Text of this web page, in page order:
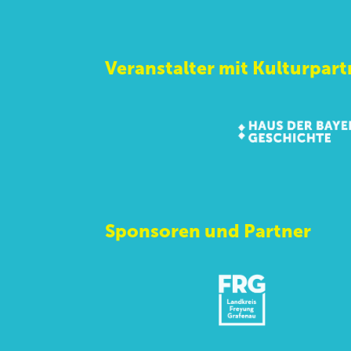
Veranstalter mit
Sponsoren und Partner